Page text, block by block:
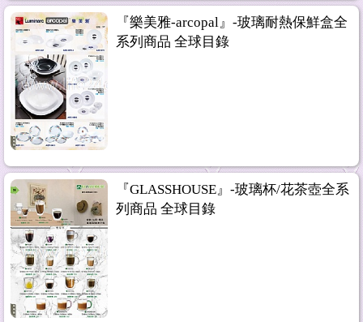
『樂美雅-arcopal』-玻璃耐熱保鮮盒全
系列商品 全球目錄
『GLASSHOUSE』-玻璃杯/花茶壺全系
列商品 全球目錄